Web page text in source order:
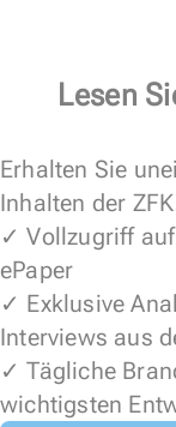
Lesen
Erhalten Sie
Inhalten der
✓ Vollzugriff
ePaper
✓ Exklusive
Interviews aus
✓ Tägliche
wichtigsten